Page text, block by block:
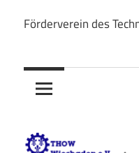
Inhalt
THOW
Förderverein des